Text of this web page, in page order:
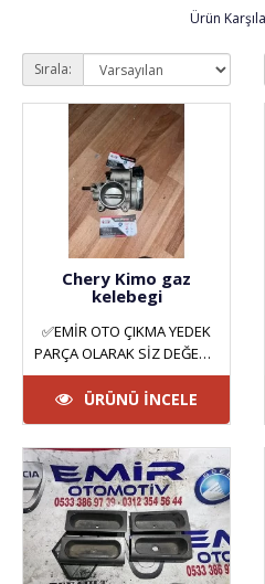
Ürün
Sırala:
Chery Kimo gaz
kelebegi
✅EMİR OTO ÇIKMA YEDEK
PARÇA OLARAK SİZ DEĞERLİ
MÜŞTERİLERİMİZE HİZMET
VERMEKTEYİZ. ANKARA
YILDIZ SAN..
ÜRÜNÜ İNCELE